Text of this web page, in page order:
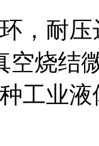
，耐压
空烧结
工业